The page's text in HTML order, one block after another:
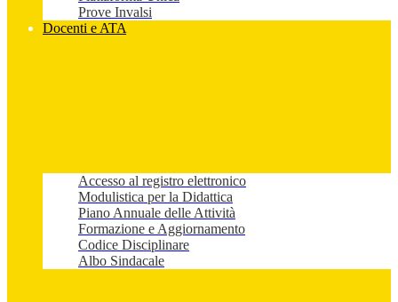
Prove Invalsi
Docenti e ATA
Accesso al registro elettronico
Modulistica per la Didattica
Piano Annuale delle Attività
Formazione e Aggiornamento
Codice Disciplinare
Albo Sindacale